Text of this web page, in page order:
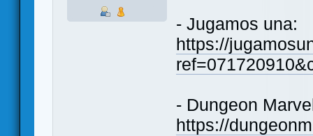
- Jugamos una:
https://
- Dungeon
https://